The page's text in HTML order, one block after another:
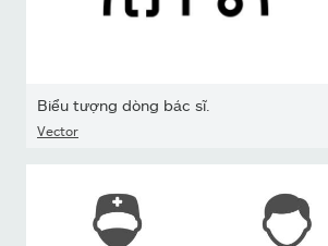
Biểu tượng dòng bác sĩ.
Vector